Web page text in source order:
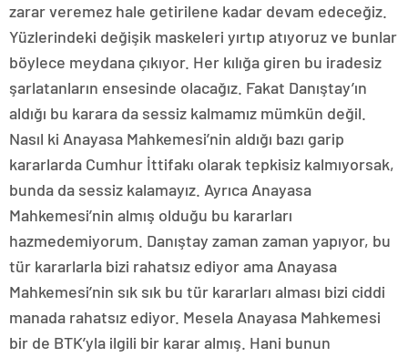
zarar veremez hale getirilene kadar devam edeceğiz.
Yüzlerindeki değişik maskeleri yırtıp atıyoruz ve bunlar
böylece meydana çıkıyor. Her kılığa giren bu iradesiz
şarlatanların ensesinde olacağız. Fakat Danıştay’ın
aldığı bu karara da sessiz kalmamız mümkün değil.
Nasıl ki Anayasa Mahkemesi’nin aldığı bazı garip
kararlarda Cumhur İttifakı olarak tepkisiz kalmıyorsak,
bunda da sessiz kalamayız. Ayrıca Anayasa
Mahkemesi’nin almış olduğu bu kararları
hazmedemiyorum. Danıştay zaman zaman yapıyor, bu
tür kararlarla bizi rahatsız ediyor ama Anayasa
Mahkemesi’nin sık sık bu tür kararları alması bizi ciddi
manada rahatsız ediyor. Mesela Anayasa Mahkemesi
bir de BTK’yla ilgili bir karar almış. Hani bunun